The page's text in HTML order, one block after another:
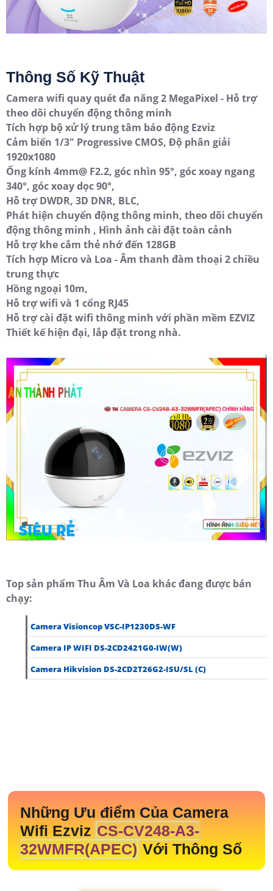
Thông Số Kỹ Thuật
Camera wifi quay quét đa năng 2 MegaPixel - Hỗ trợ
theo dõi chuyển động thông minh
Tích hợp bộ xử lý trung tâm báo động Ezviz
Cảm biến 1/3" Progressive CMOS, Độ phân giải
1920x1080
Ống kính 4mm@ F2.2, góc nhìn 95°, góc xoay ngang
340°, góc xoay dọc 90°,
Hỗ trợ DWDR, 3D DNR, BLC,
Phát hiện chuyển động thông minh, theo dõi chuyển
động thông minh , Hình ảnh cài đặt toàn cảnh
Hỗ trợ khe cắm thẻ nhớ đến 128GB
Tích hợp Micro và Loa - Âm thanh đàm thoại 2 chiều
trung thực
Hồng ngoại 10m,
Hỗ trợ wifi và 1 cổng RJ45
Hỗ trợ cài đặt wifi thông minh với phần mềm EZVIZ
Thiết kế hiện đại, lắp đặt trong nhà.
Top sản phẩm Thu Âm Và Loa khác đang được bán
chạy:
Camera Visioncop VSC-IP1230DS-WF
Camera IP WIFI DS-2CD2421G0-IW(W)
Camera Hikvision DS-2CD2T26G2-ISU/SL (C)
Những Ưu điểm Của Camera
Wifi Ezviz CS-CV248-A3-
32WMFR(APEC) Với Thông Số